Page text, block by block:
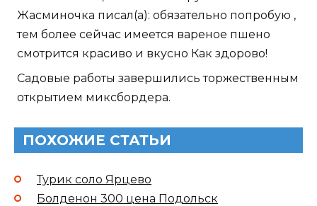
Жасминочка писал(а): обязательно попробую ,
тем более сейчас имеется вареное пшено
смотрится красиво и вкусно Как здорово!
Садовые работы завершились торжественным
открытием миксбордера.
ПОХОЖИЕ СТАТЬИ
Турик соло Ярцево
Болденон 300 цена Подольск